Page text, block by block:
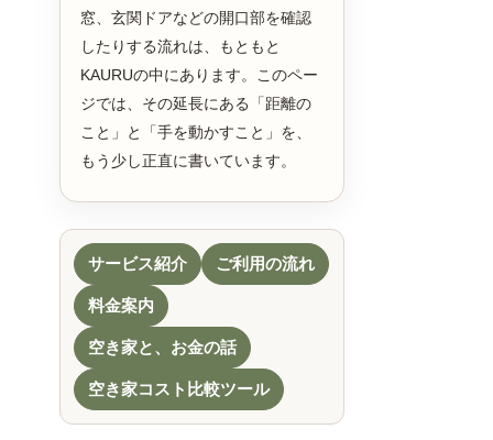
窓、玄関ドアなどの開口部を確認
したりする流れは、もともと
KAURUの中にあります。このペー
ジでは、その延長にある「距離の
こと」と「手を動かすこと」を、
もう少し正直に書いています。
サービス紹介 ご利用の流れ
料金案内
空き家と、お金の話
空き家コスト比較ツール